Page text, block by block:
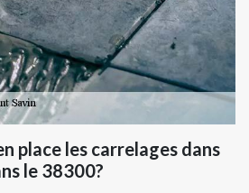
place les carrelages dans
le 38300?